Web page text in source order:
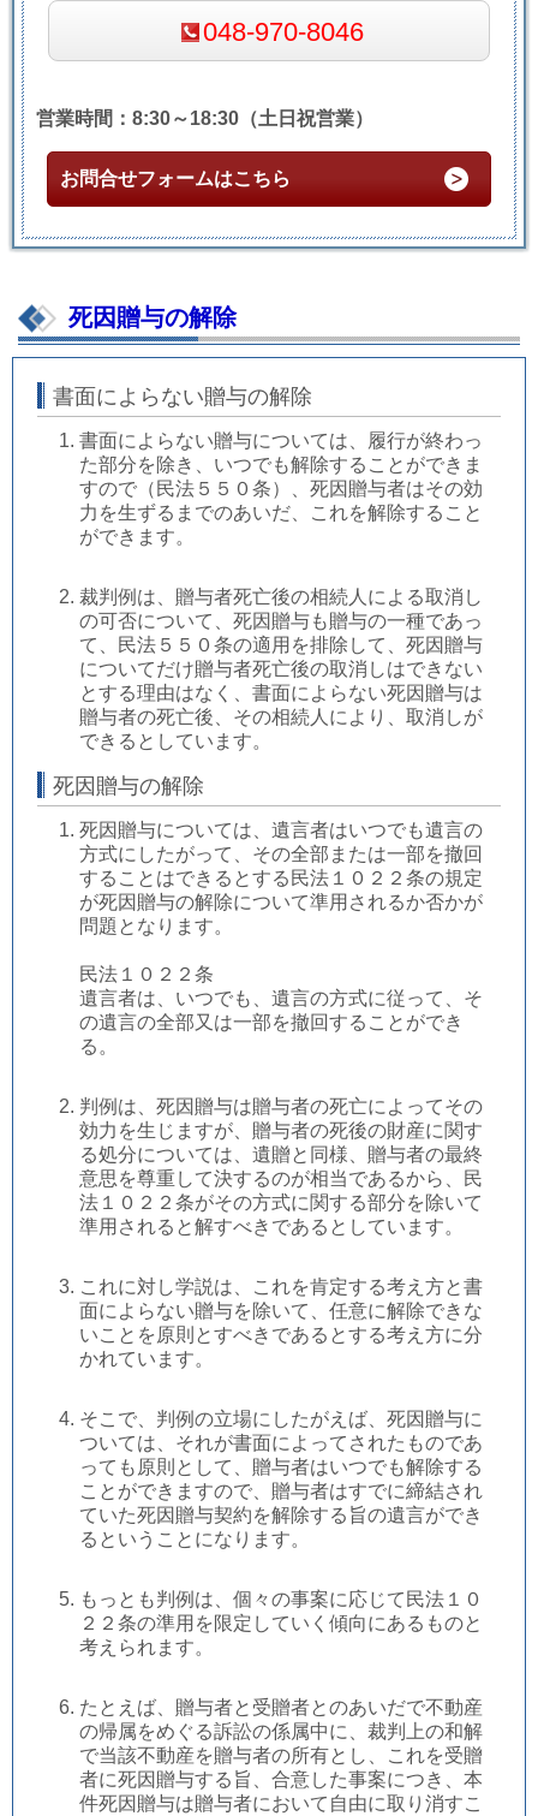
048-970-8046
営業時間：8:30～18:30（土日祝営業）
お問合せフォームはこちら
死因贈与の解除
書面によらない贈与の解除
書面によらない贈与については、履行が終わっ
た部分を除き、いつでも解除することができま
すので（民法５５０条）、死因贈与者はその効
力を生ずるまでのあいだ、これを解除すること
ができます。
裁判例は、贈与者死亡後の相続人による取消し
の可否について、死因贈与も贈与の一種であっ
て、民法５５０条の適用を排除して、死因贈与
についてだけ贈与者死亡後の取消しはできない
とする理由はなく、書面によらない死因贈与は
贈与者の死亡後、その相続人により、取消しが
できるとしています。
死因贈与の解除
死因贈与については、遺言者はいつでも遺言の
方式にしたがって、その全部または一部を撤回
することはできるとする民法１０２２条の規定
が死因贈与の解除について準用されるか否かが
問題となります。
民法１０２２条
遺言者は、いつでも、遺言の方式に従って、そ
の遺言の全部又は一部を撤回することができ
る。
判例は、死因贈与は贈与者の死亡によってその
効力を生じますが、贈与者の死後の財産に関す
る処分については、遺贈と同様、贈与者の最終
意思を尊重して決するのが相当であるから、民
法１０２２条がその方式に関する部分を除いて
準用されると解すべきであるとしています。
これに対し学説は、これを肯定する考え方と書
面によらない贈与を除いて、任意に解除できな
いことを原則とすべきであるとする考え方に分
かれています。
そこで、判例の立場にしたがえば、死因贈与に
ついては、それが書面によってされたものであ
っても原則として、贈与者はいつでも解除する
ことができますので、贈与者はすでに締結され
ていた死因贈与契約を解除する旨の遺言ができ
るということになります。
もっとも判例は、個々の事案に応じて民法１０
２２条の準用を限定していく傾向にあるものと
考えられます。
たとえば、贈与者と受贈者とのあいだで不動産
の帰属をめぐる訴訟の係属中に、裁判上の和解
で当該不動産を贈与者の所有とし、これを受贈
者に死因贈与する旨、合意した事案につき、本
件死因贈与は贈与者において自由に取り消すこ